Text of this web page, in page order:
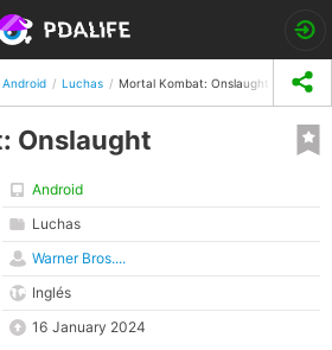
Luchas Mortal Kombat: Onslaught
Onslaught
Android
Luchas
Warner Bros....
Inglés
16 January 2024